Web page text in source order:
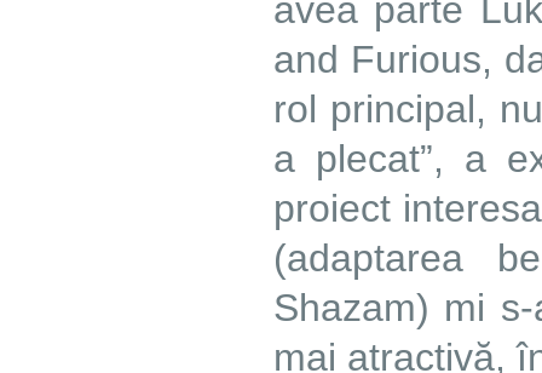
avea parte
and Furious,
rol principal,
a plecat”, a
proiect
(adaptarea
Shazam) mi
mai atractivă,